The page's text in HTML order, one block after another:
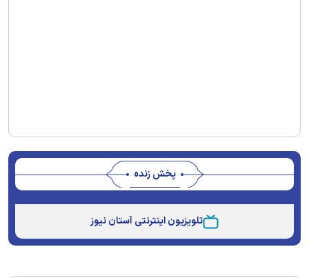
پخش زنده
تلویزیون اینترنتی آستان نیوز